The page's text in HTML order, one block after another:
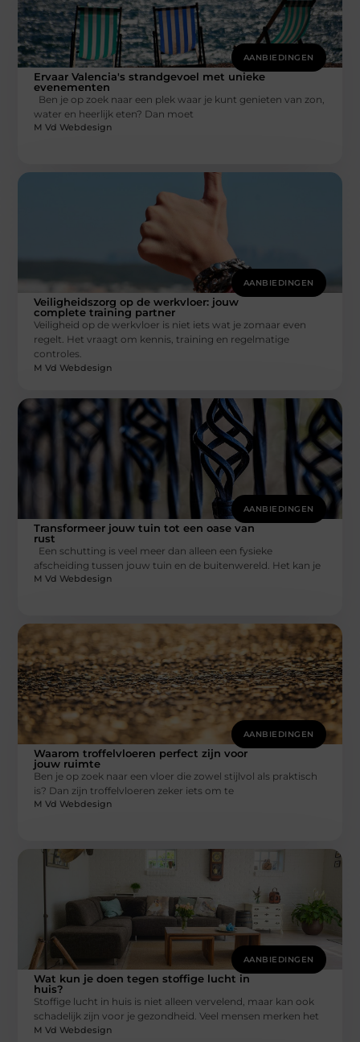
AANBIEDINGEN
Ervaar Valencia's strandgevoel met unieke
evenementen
Ben je op zoek naar een plek waar je kunt genieten van zon,
water en heerlijk eten? Dan moet
M Vd Webdesign
AANBIEDINGEN
Veiligheidszorg op de werkvloer: jouw
complete training partner
Veiligheid op de werkvloer is niet iets wat je zomaar even
regelt. Het vraagt om kennis, training en regelmatige
controles.
M Vd Webdesign
AANBIEDINGEN
Transformeer jouw tuin tot een oase van
rust
Een schutting is veel meer dan alleen een fysieke
afscheiding tussen jouw tuin en de buitenwereld. Het kan je
M Vd Webdesign
AANBIEDINGEN
Waarom troffelvloeren perfect zijn voor
jouw ruimte
Ben je op zoek naar een vloer die zowel stijlvol als praktisch
is? Dan zijn troffelvloeren zeker iets om te
M Vd Webdesign
AANBIEDINGEN
Wat kun je doen tegen stoffige lucht in
huis?
Stoffige lucht in huis is niet alleen vervelend, maar kan ook
schadelijk zijn voor je gezondheid. Veel mensen merken het
M Vd Webdesign